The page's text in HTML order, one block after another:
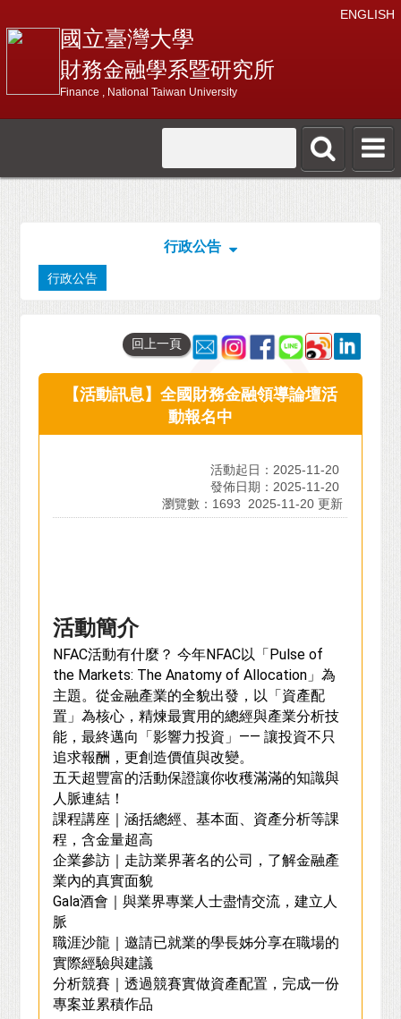
ENGLISH
國立臺灣大學
財務金融學系暨研究所
Finance , National Taiwan University
行政公告
行政公告
回上一頁
【活動訊息】全國財務金融領導論壇活
動報名中
活動起日：2025-11-20
發佈日期：2025-11-20
瀏覽數：1693
2025-11-20 更新
活動簡介
NFAC活動有什麼？ 今年NFAC以「 Pulse of
the Markets: The Anatomy of Allocation 」為
主題。從金融產業的全貌出發，以「資產配
置」為核心，精煉最實用的總經與產業分析技
能，最終邁向「影響力投資」 ——讓投資不只
追求報酬，更創造價值與改變。
五天超豐富的活動保證讓你收穫滿滿的知識與
人脈連結！
課程講座｜涵括總經、基本面、資產分析等課
程，含金量超高
企業參訪｜走訪業界著名的公司，了解金融產
業內的真實面貌
Gala酒會｜與業界專業人士盡情交流，建立人
脈
職涯沙龍｜邀請已就業的學長姊分享在職場的
實際經驗與建議
分析競賽｜透過競賽實做資產配置，完成一份
專案並累積作品